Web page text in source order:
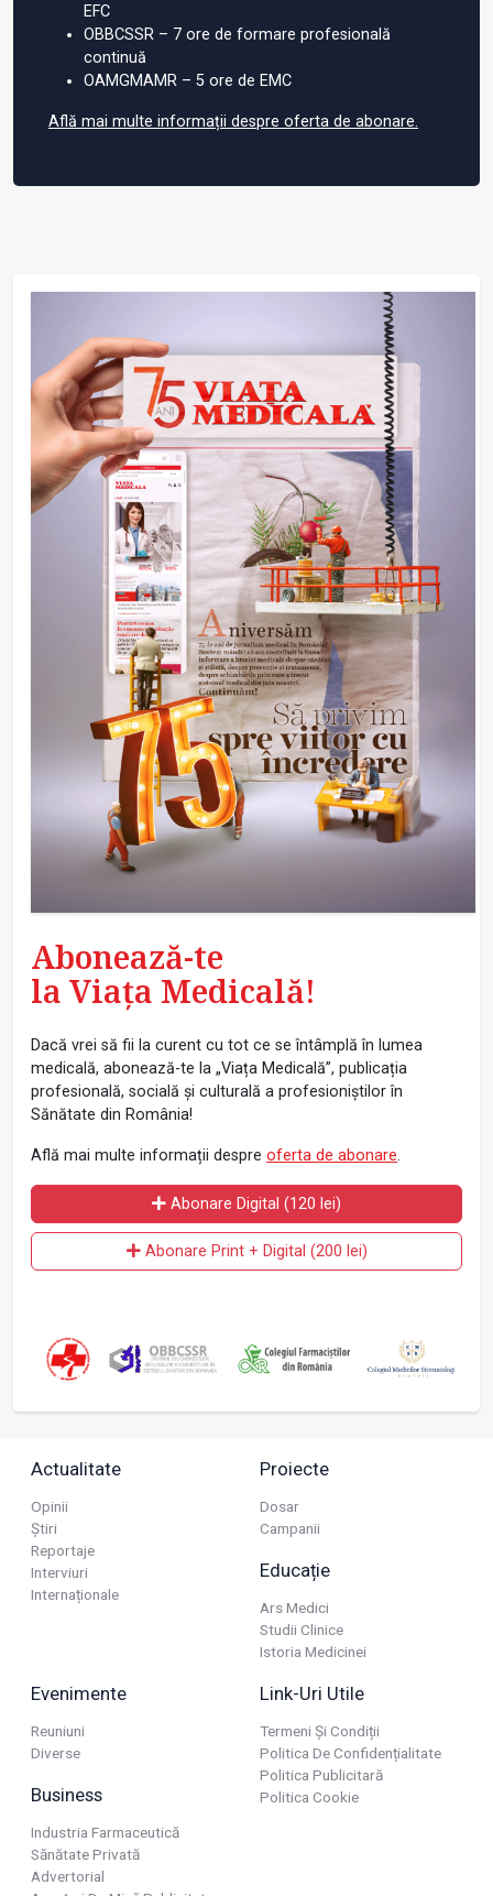
EFC
OBBCSSR – 7 ore de formare profesională
continuă
OAMGMAMR – 5 ore de EMC
Află mai multe informații despre oferta de abonare.
Abonează-te
la Viața Medicală!
Dacă vrei să fii la curent cu tot ce se întâmplă în lumea
medicală, abonează-te la „Viața Medicală”, publicația
profesională, socială și culturală a profesioniștilor în
Sănătate din România!
Află mai multe informații despre oferta de abonare.
Abonare Digital (120 lei)
Abonare Print + Digital (200 lei)
Actualitate
Opinii
Știri
Reportaje
Interviuri
Internaționale
Proiecte
Dosar
Campanii
Educație
Ars Medici
Studii Clinice
Istoria Medicinei
Evenimente
Reuniuni
Diverse
Business
Industria Farmaceutică
Sănătate Privată
Advertorial
Link-Uri Utile
Termeni Și Condiții
Politica De Confidențialitate
Politica Publicitară
Politica Cookie